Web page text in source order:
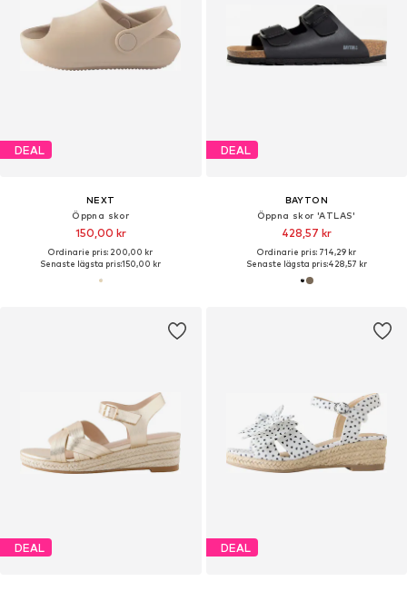
DEAL
NEXT
Öppna skor
150,00 kr
Ordinarie pris: 200,00 kr
Senaste lägsta pris:150,00 kr
DEAL
BAYTON
Öppna skor 'ATLAS'
428,57 kr
Ordinarie pris: 714,29 kr
Senaste lägsta pris:428,57 kr
DEAL DEAL